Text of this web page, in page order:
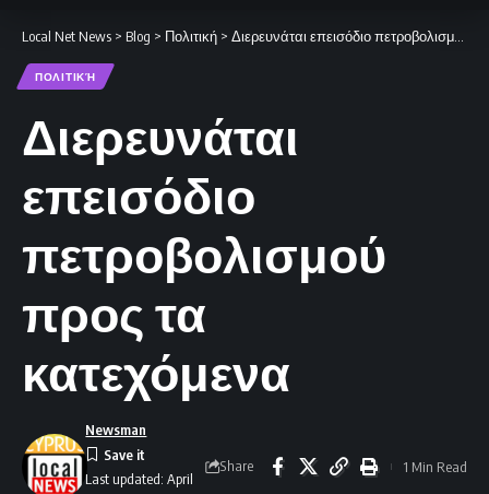
Local Net News > Blog > Πολιτική > Διερευνάται επεισόδιο πετροβολισμού προς τα κατεχόμενα
ΠΟΛΙΤΙΚΉ
Διερευνάται
επεισόδιο
πετροβολισμού
προς τα
κατεχόμενα
Last updated: April
Newsman
Share 1 Min Read